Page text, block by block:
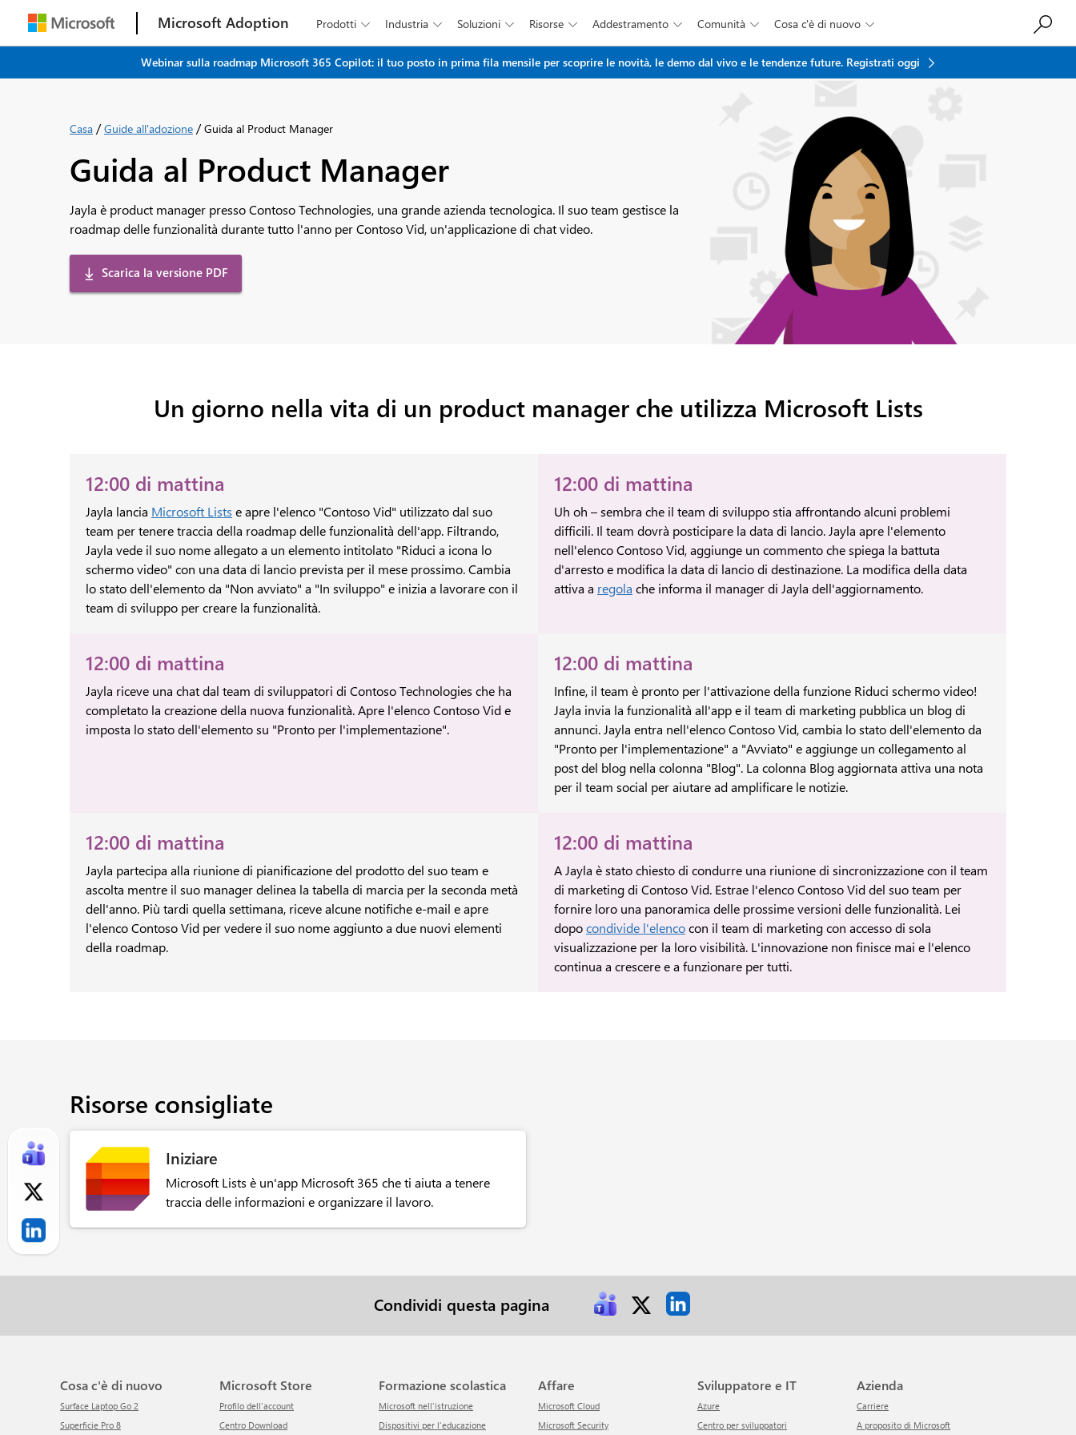
Microsoft Adoption Prodotti  Industria  Soluzioni  Risorse  Addestramento  Comunità  Cosa c'è di nuovo 
Webinar sulla roadmap Microsoft 365 Copilot: il tuo posto in prima fila mensile per scoprire le novità, le demo dal vivo e le tendenze future. Registrati oggi
Casa /Guide all'adozione /Guida al Product Manager
Guida al Product Manager
Jayla è product manager presso Contoso Technologies, una grande azienda tecnologica. Il suo team gestisce la
roadmap delle funzionalità durante tutto l'anno per Contoso Vid, un'applicazione di chat video.
Scarica la versione PDF
Un giorno nella vita di un product manager che utilizza Microsoft Lists
12:00 di mattina
Jayla lancia Microsoft Lists e apre l'elenco "Contoso Vid" utilizzato dal suo
team per tenere traccia della roadmap delle funzionalità dell'app. Filtrando,
Jayla vede il suo nome allegato a un elemento intitolato "Riduci a icona lo
schermo video" con una data di lancio prevista per il mese prossimo. Cambia
lo stato dell'elemento da "Non avviato" a "In sviluppo" e inizia a lavorare con il
team di sviluppo per creare la funzionalità.
12:00 di mattina
Uh oh – sembra che il team di sviluppo stia affrontando alcuni problemi
difficili. Il team dovrà posticipare la data di lancio. Jayla apre l'elemento
nell'elenco Contoso Vid, aggiunge un commento che spiega la battuta
d'arresto e modifica la data di lancio di destinazione. La modifica della data
attiva a regola che informa il manager di Jayla dell'aggiornamento.
12:00 di mattina
Jayla riceve una chat dal team di sviluppatori di Contoso Technologies che ha
completato la creazione della nuova funzionalità. Apre l'elenco Contoso Vid e
imposta lo stato dell'elemento su "Pronto per l'implementazione".
12:00 di mattina
Infine, il team è pronto per l'attivazione della funzione Riduci schermo video!
Jayla invia la funzionalità all'app e il team di marketing pubblica un blog di
annunci. Jayla entra nell'elenco Contoso Vid, cambia lo stato dell'elemento da
"Pronto per l'implementazione" a "Avviato" e aggiunge un collegamento al
post del blog nella colonna "Blog". La colonna Blog aggiornata attiva una nota
per il team social per aiutare ad amplificare le notizie.
12:00 di mattina
Jayla partecipa alla riunione di pianificazione del prodotto del suo team e
ascolta mentre il suo manager delinea la tabella di marcia per la seconda metà
dell'anno. Più tardi quella settimana, riceve alcune notifiche e-mail e apre
l'elenco Contoso Vid per vedere il suo nome aggiunto a due nuovi elementi
della roadmap.
12:00 di mattina
A Jayla è stato chiesto di condurre una riunione di sincronizzazione con il team
di marketing di Contoso Vid. Estrae l'elenco Contoso Vid del suo team per
fornire loro una panoramica delle prossime versioni delle funzionalità. Lei
dopocondivide l'elencocon il team di marketing con accesso di sola
visualizzazione per la loro visibilità. L'innovazione non finisce mai e l'elenco
continua a crescere e a funzionare per tutti.
Risorse consigliate
Iniziare
Microsoft Lists è un'app Microsoft 365 che ti aiuta a tenere
traccia delle informazioni e organizzare il lavoro.
Condividi questa pagina
Cosa c'è di nuovo
Surface Laptop Go 2
Superficie Pro 8
Microsoft Store
Profilo dell'account
Centro Download
Formazione scolastica
Microsoft nell'istruzione
Dispositivi per l'educazione
Affare
Microsoft Cloud
Microsoft Security
Sviluppatore e IT
Azure
Centro per sviluppatori
Azienda
Carriere
A proposito di Microsoft